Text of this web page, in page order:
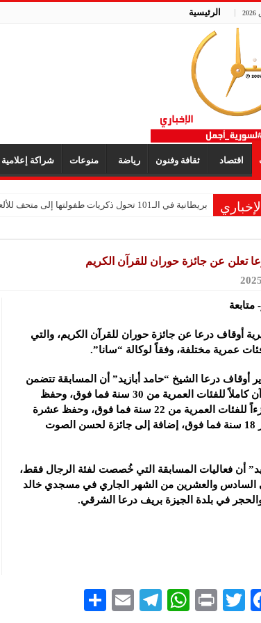
الرئيسية
اقتصاد ثقافة وفنون رياضة منوعات شراكة إعلامية
بريطانية في الـ101 تحول ذكريات طفولتها إلى متحف للألعاب
تعلن عن جائزة حوران للقرآن الكريم
متابعة
أوقاف درعا عن جائزة حوران للقرآن الكريم، والتي
عمرية مختلفة، وفقاً لوكالة “سانا”.
أوقاف درعا الشيخ “حامد أبازيد” أن المسابقة تتضمن
حفظ القرآن كاملاً للفئات العمرية من 30 سنة فما فوق، وحفظ
عشرين جزءاً للفئات العمرية من 22 سنة فما فوق، وحفظ عشرة
أجزاء لعمر 18 سنة فما فوق، إضافة إلى جائزة لحسن الصوت
أن فعاليات المسابقة التي خُصصت لفئة الرجال فقط،
السادس والعشرين من الشهر الجاري في مسجدي خالد
والحجر في بلدة الجيزة بريف درعا الشرقي.
F
T
P
W
Te
E